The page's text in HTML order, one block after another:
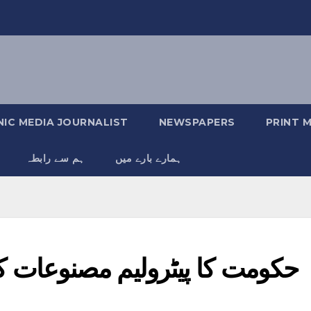
MEDIA JOURNALIST NEWSPAPERS PRINT
ہم سے رابطہ ہمارے بارے میں
حکومت کا پیٹرولیم مصنوعات